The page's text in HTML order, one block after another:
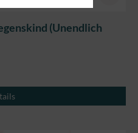
(Unendlich